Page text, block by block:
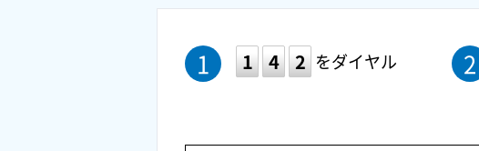
1 をダイヤル 2